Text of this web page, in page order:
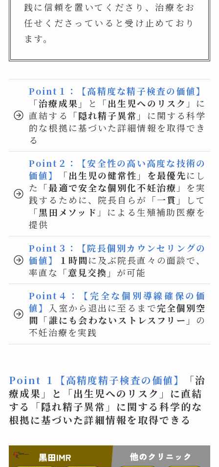
践に信頼を置いてくださり、治療をお
任せくださっていると受け止めており
ます。
Point１：【高精度な精子検査の価値】
「治療成果」
と 「出生児へのリスク 」に
直結する
「隠れ精子異常」 に関する科学
的な根拠に基づいた詳細情報を取得でき
る
Point２：【安全性の高い高度な技術の
価値】
「出生児の健常性」を最優先にし
た 「最適で安全な個別化不妊治療 」を実
践するために、院長自らが 「一貫」
して
「黒田メソッド 」による生殖補助医療を
提供
Point３：【院長個別カウンセリングの
価値】
１時間に及ぶ院長直々の面談で、
率直な 「意見交換」 が可能
Point４：【完全な個別導線確保の価
値】
入室から退出に至るまで完全個別空
間「誰にも会わないストレスフリー」 の
不妊治療を実践
Point １【高精度精子検査の価値】
「治
療成果」と「出生児へのリスク」に直結
する「隠れ精子異常」に関する科学的な
根拠に基づいた詳細情報を取得できる